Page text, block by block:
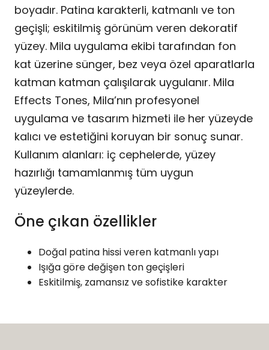
boyadır. Patina karakterli, katmanlı ve ton
geçişli; eskitilmiş görünüm veren dekoratif
yüzey. Mila uygulama ekibi tarafından fon
kat üzerine sünger, bez veya özel aparatlarla
katman katman çalışılarak uygulanır. Mila
Effects Tones, Mila’nın profesyonel
uygulama ve tasarım hizmeti ile her yüzeyde
kalıcı ve estetiğini koruyan bir sonuç sunar.
Kullanım alanları: iç cephelerde, yüzey
hazırlığı tamamlanmış tüm uygun
yüzeylerde.
Öne çıkan özellikler
Doğal patina hissi veren katmanlı yapı
Işığa göre değişen ton geçişleri
Eskitilmiş, zamansız ve sofistike karakter